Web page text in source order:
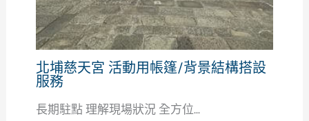
北埔慈天宮 活動用帳篷/背景結構搭設
服務
長期駐點 理解現場狀況 全方位...